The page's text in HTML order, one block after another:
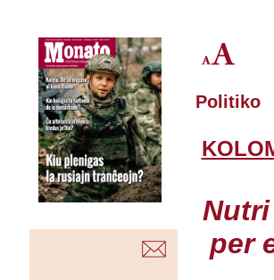
Politiko
per